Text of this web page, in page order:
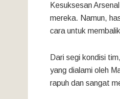
Kesuksesan
mereka. Namun,
cara untuk
Dari segi kondisi
yang dialami oleh
rapuh dan sangat